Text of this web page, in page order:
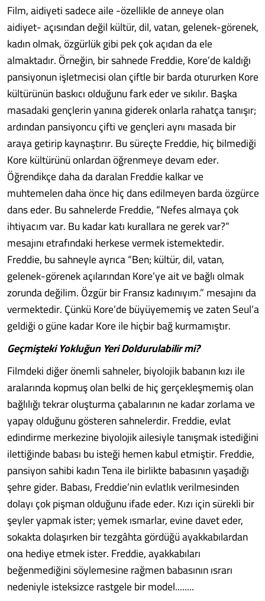
Film, aidiyeti sadece aile -özellikle de anneye olan
aidiyet- açısından değil kültür, dil, vatan, gelenek-görenek,
kadın olmak, özgürlük gibi pek çok açıdan da ele
almaktadır. Örneğin, bir sahnede Freddie, Kore’de kaldığı
pansiyonun işletmecisi olan çiftle bir barda otururken Kore
kültürünün baskıcı olduğunu fark eder ve sıkılır. Başka
masadaki gençlerin yanına giderek onlarla rahatça tanışır;
ardından pansiyoncu çifti ve gençleri aynı masada bir
araya getirip kaynaştırır. Bu süreçte Freddie, hiç bilmediği
Kore kültürünü onlardan öğrenmeye devam eder.
Öğrendikçe daha da daralan Freddie kalkar ve
muhtemelen daha önce hiç dans edilmeyen barda özgürce
dans eder. Bu sahnelerde Freddie, “Nefes almaya çok
ihtiyacım var. Bu kadar katı kurallara ne gerek var?”
mesajını etrafındaki herkese vermek istemektedir.
Freddie, bu sahneyle ayrıca “Ben; kültür, dil, vatan,
gelenek-görenek açılarından Kore’ye ait ve bağlı olmak
zorunda değilim. Özgür bir Fransız kadınıyım.” mesajını da
vermektedir. Çünkü Kore’de büyüyememiş ve zaten Seul’a
geldiği o güne kadar Kore ile hiçbir bağ kurmamıştır.
Geçmişteki Yokluğun Yeri Doldurulabilir mi?
Filmdeki diğer önemli sahneler, biyolojik babanın kızı ile
aralarında kopmuş olan belki de hiç gerçekleşmemiş olan
bağlılığı tekrar oluşturma çabalarının ne kadar zorlama ve
yapay olduğunu gösteren sahnelerdir. Freddie, evlat
edindirme merkezine biyolojik ailesiyle tanışmak istediğini
ilettiğinde babası bu isteği hemen kabul etmiştir. Freddie,
pansiyon sahibi kadın Tena ile birlikte babasının yaşadığı
şehre gider. Babası, Freddie’nin evlatlık verilmesinden
dolayı çok pişman olduğunu ifade eder. Kızı için sürekli bir
şeyler yapmak ister; yemek ısmarlar, evine davet eder,
sokakta dolaşırken bir tezgâhta gördüğü ayakkabılardan
ona hediye etmek ister. Freddie, ayakkabıları
beğenmediğini söylemesine rağmen babasının ısrarı
nedeniyle isteksizce rastgele bir model........